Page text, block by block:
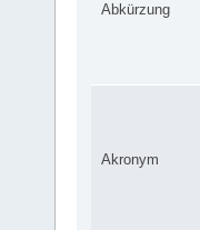
Abkürzung
Akronym